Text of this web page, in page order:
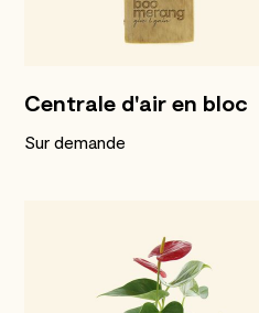
Centrale d'air en bloc
Sur demande